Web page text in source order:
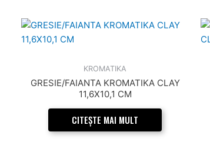
KROMATIKA
GRESIE/FAIANTA KROMATIKA CLAY
11,6X10,1 CM
CITEȘTE MAI MULT